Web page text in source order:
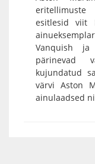
esitlesid viit
Vanquish
pärinevad
kujundatud
värvi Aston
ainulaadsed